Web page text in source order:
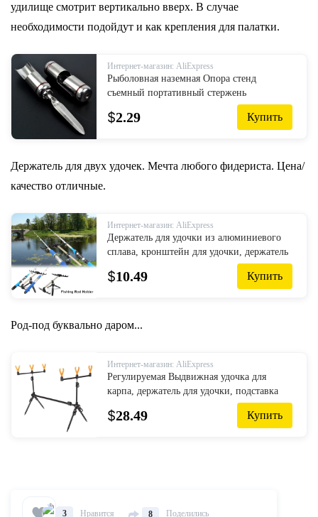
удилище смотрит вертикально вверх. В случае
необходимости подойдут и как крепления для палатки.
Интернет-магазин: AliExpress
Рыболовная наземная Опора стенд
съемный портативный стержень
фиксированный шип Открытый
Рыболовные принадлежности инструмент
$2.29 Купить
Держатель для двух удочек. Мечта любого фидериста. Цена/
качество отличные.
Интернет-магазин: AliExpress
Держатель для удочки из алюминиевого
сплава, кронштейн для удочки, держатель
для удочки, рыболовные принадлежности
$10.49 Купить
Род-под буквально даром...
Интернет-магазин: AliExpress
Регулируемая Выдвижная удочка для
карпа, держатель для удочки, подставка
для удочки, подставка для удочки,
рыболовные снасти, Аксессуары дл...
$28.49 Купить
3 Нравится 8 Поделились